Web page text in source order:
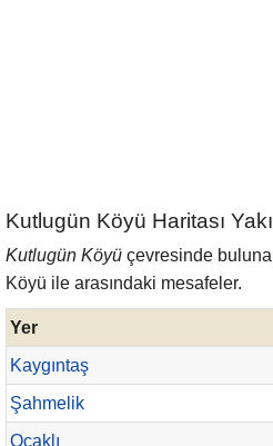
Kutlugün Köyü Haritası
Kutlugün Köyü çevresinde
Köyü ile arasındaki mesafeler.
Yer
Kaygıntaş
Şahmelik
Ocaklı